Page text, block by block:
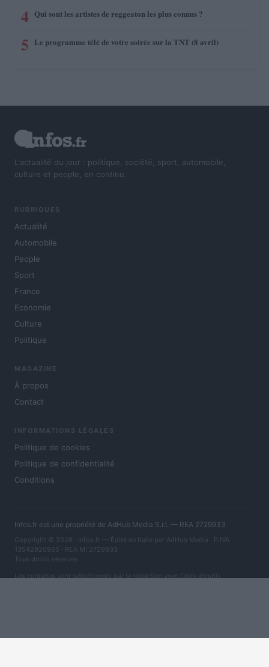
4 Qui sont les artistes de reggeaton les plus connus ?
5 Le programme télé de votre soirée sur la TNT (8 avril)
L'actualité du jour : politique, société, sport, automobile,
culture et people, en continu.
RUBRIQUES
Actualité
Automobile
People
Sport
France
Economie
Culture
Politique
MAGAZINE
À propos
Contact
INFORMATIONS LÉGALES
Politique de cookies
Politique de confidentialité
Conditions
Infos.fr est une propriété de AdHub Media S.r.l. — REA 2729933
Copyright © 2026 · Infos.fr — Édité en Italie par AdHub Media · P.IVA
13542920965 · REA MI 2729933
Tous droits réservés
Les contenus sont sélectionnés par la rédaction avec l'aide d'outils